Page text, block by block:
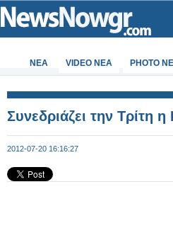
ΝΕΑ VIDEO NEA PHOTO
Συνεδριάζει την Τρίτη
2012-07-20 16:16:27